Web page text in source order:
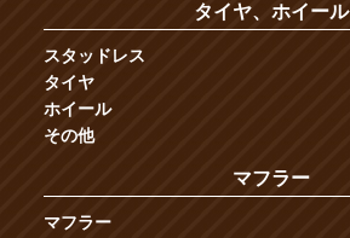
タイヤ、ホイール
スタッドレス
タイヤ
ホイール
その他
マフラー
マフラー